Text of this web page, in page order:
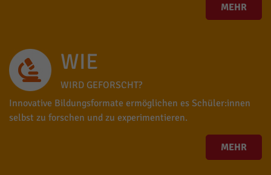
MEHR
WIE
WIRD GEFORSCHT?
Innovative Bildungsformate ermöglichen es Schüler:innen
selbst zu forschen und zu experimentieren.
MEHR